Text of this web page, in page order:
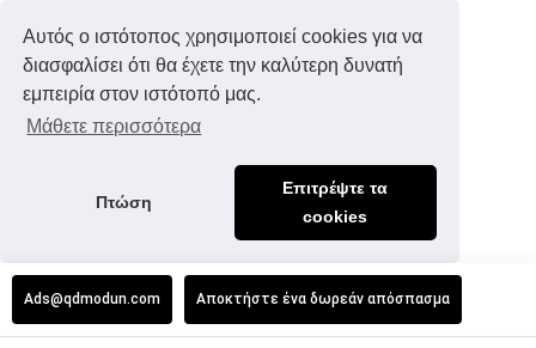
Αυτός ο ιστότοπος χρησιμοποιεί cookies για να
διασφαλίσει ότι θα έχετε την καλύτερη δυνατή
εμπειρία στον ιστότοπό μας.
Μάθετε περισσότερα
Πτώση
Επιτρέψτε τα
cookies
Ads@qdmodun.com Αποκτήστε ένα δωρεάν απόσπασμα